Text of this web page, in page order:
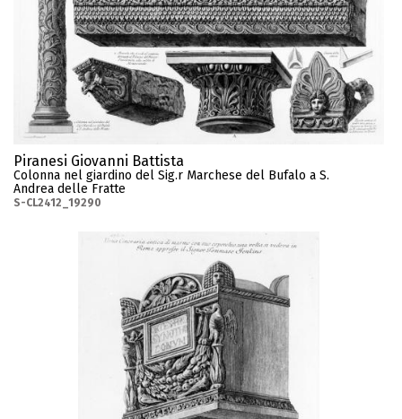
Piranesi Giovanni Battista
Colonna nel giardino del Sig.r Marchese del Bufalo a S.
Andrea delle Fratte
S-CL2412_19290